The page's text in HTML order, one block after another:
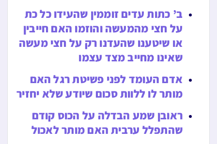
ב’ כתות עדים זוממין שהעידו כל כת
על חצי מהמעשה והוזמו האם חייבין
או שיטענו שהעדנו רק על חצי מעשה
שאינו מחייב מצד עצמו
אדם העומד לפני פשיטת רגל האם
מותר לו ללוות סכום שיודע שלא יחזיר
ראובן שמע הבדלה על הכוס קודם
שהתפלל ערבית האם מותר לאכול